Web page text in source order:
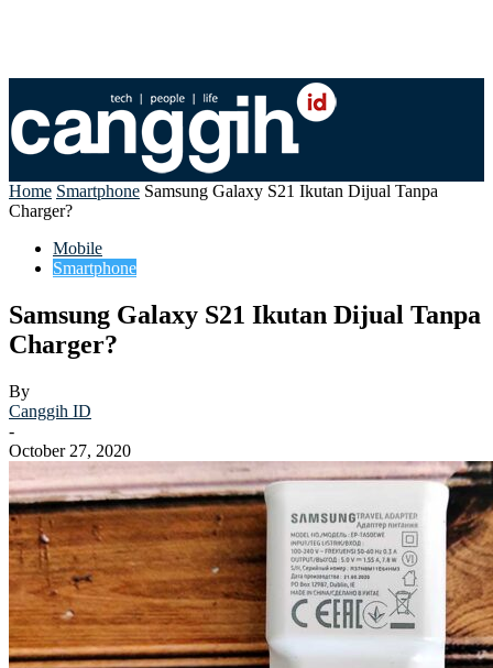
Home Smartphone Samsung Galaxy S21 Ikutan Dijual Tanpa
Charger?
Mobile
Smartphone
Samsung Galaxy S21 Ikutan Dijual Tanpa
Charger?
By
Canggih ID
-
October 27, 2020